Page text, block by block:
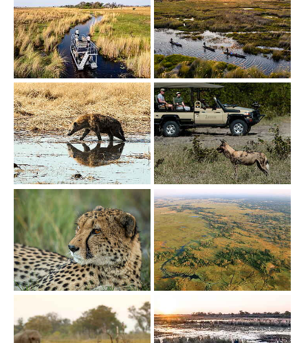
Show larger version Show larger version
Show larger version Show larger version